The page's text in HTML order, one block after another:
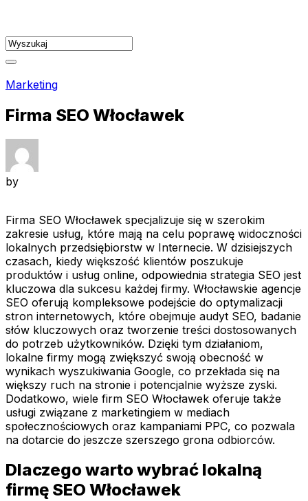
content
Marketing
Firma SEO Włocławek
by
Firma SEO Włocławek specjalizuje się w szerokim
zakresie usług, które mają na celu poprawę widoczności
lokalnych przedsiębiorstw w Internecie. W dzisiejszych
czasach, kiedy większość klientów poszukuje
produktów i usług online, odpowiednia strategia SEO jest
kluczowa dla sukcesu każdej firmy. Włocławskie agencje
SEO oferują kompleksowe podejście do optymalizacji
stron internetowych, które obejmuje audyt SEO, badanie
słów kluczowych oraz tworzenie treści dostosowanych
do potrzeb użytkowników. Dzięki tym działaniom,
lokalne firmy mogą zwiększyć swoją obecność w
wynikach wyszukiwania Google, co przekłada się na
większy ruch na stronie i potencjalnie wyższe zyski.
Dodatkowo, wiele firm SEO Włocławek oferuje także
usługi związane z marketingiem w mediach
społecznościowych oraz kampaniami PPC, co pozwala
na dotarcie do jeszcze szerszego grona odbiorców.
Dlaczego warto wybrać lokalną
firmę SEO Włocławek